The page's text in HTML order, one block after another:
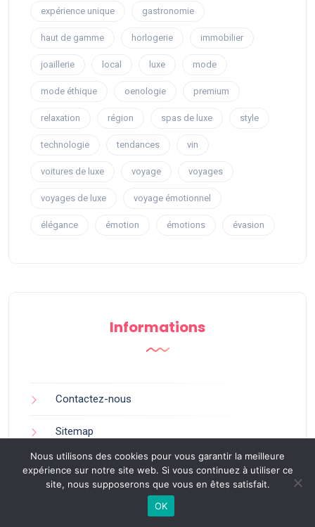
expérience unique gastronomie
haut de gamme horlogerie immobilier
joaillerie local luxe mode
mode éthique oenologie premium
relaxation région spas de luxe style
technologie tendances vin
voitures de luxe voyage voyages
voyages de luxe voyage émotionnel
élégance émotion émotions évasion
Informations
Contactez-nous
Sitemap
Mentions légales
Nous utilisons des cookies pour vous garantir la meilleure
expérience sur notre site web. Si vous continuez à utiliser ce
site, nous supposerons que vous en êtes satisfait.
OK